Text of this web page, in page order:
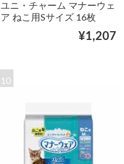
ユニ・チャーム マナーウェ
ア ねこ用Sサイズ 16枚
¥1,207
10